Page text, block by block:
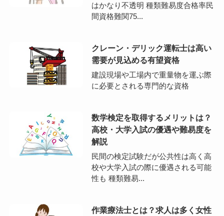
はかなり不透明 種類難易度合格率民
間資格難関75...
クレーン・デリック運転士は高い
需要が見込める有望資格
建設現場や工場内で重量物を運ぶ際
に必要とされる専門的な資格
数学検定を取得するメリットは？
高校・大学入試の優遇や難易度を
解説
民間の検定試験だが公共性は高く高
校や大学入試の際に優遇される可能
性も 種類難易...
作業療法士とは？求人は多く女性